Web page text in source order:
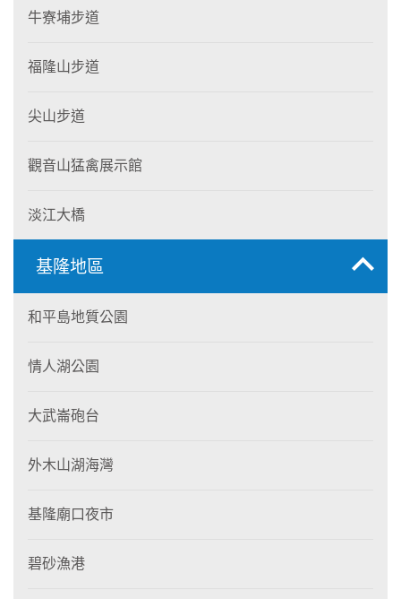
牛寮埔步道
福隆山步道
尖山步道
觀音山猛禽展示館
淡江大橋
基隆地區
和平島地質公園
情人湖公園
大武崙砲台
外木山湖海灣
基隆廟口夜市
碧砂漁港